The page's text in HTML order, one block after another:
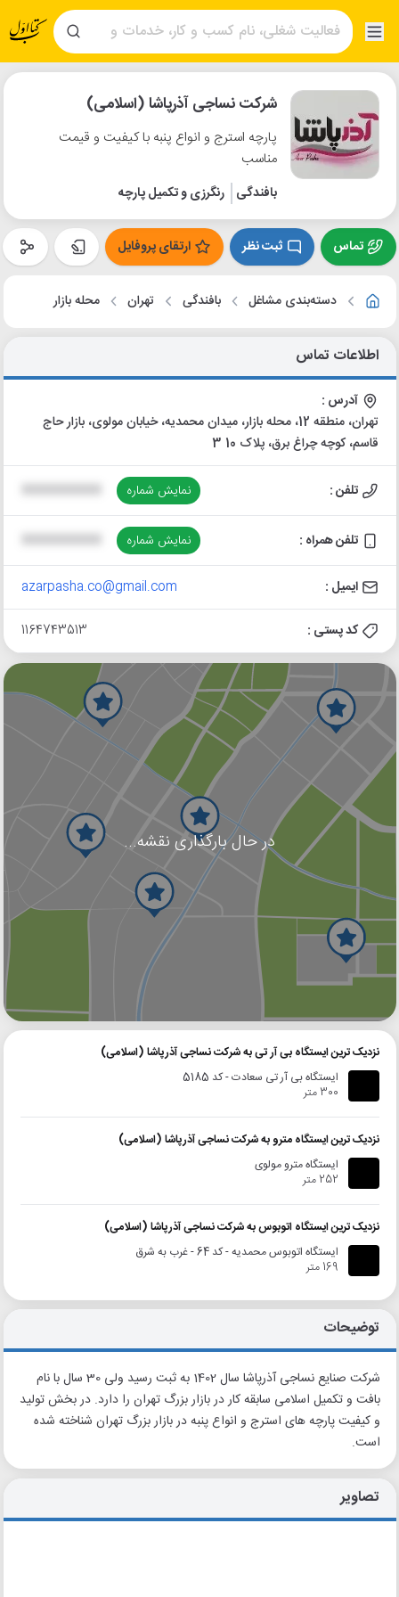
شرکت نساجی آذرپاشا (اسلامی)
پارچه استرج و انواع پنبه با کیفیت و قیمت
مناسب
بافندگی رنگرزی و تکمیل پارچه
تماس ثبت نظر ارتقای پروفایل
دسته‌بندی مشاغل بافندگی تهران محله بازار
اطلاعات تماس
آدرس :
تهران، منطقه 12، محله بازار، میدان محمدیه، خیابان مولوی، بازار حاج
قاسم، کوچه چراغ برق، پلاک 10 3
تلفن : نمایش شماره
تلفن همراه : نمایش شماره
ایمیل : azarpasha.co@gmail.com
کد پستی : 1164743513
در حال بارگذاری نقشه...
گوگل
نزدیک ترین ایستگاه بی آر تی به شرکت نساجی آذرپاشا (اسلامی)
ایستگاه بی آر تی سعادت - کد 5185
300 متر
نزدیک ترین ایستگاه مترو به شرکت نساجی آذرپاشا (اسلامی)
ایستگاه مترو مولوی
252 متر
نزدیک ترین ایستگاه اتوبوس به شرکت نساجی آذرپاشا (اسلامی)
ایستگاه اتوبوس محمدیه - کد 64 - غرب به شرق
169 متر
توضیحات
شرکت صنایع نساجی آذرپاشا سال 1402 به ثبت رسید ولی 30 سال با نام
بافت و تکمیل اسلامی سابقه کار در بازار بزرگ تهران را دارد. در بخش تولید
و کیفیت پارچه های استرج و انواع پنبه در بازار بزرگ تهران شناخته شده
است.
تصاویر